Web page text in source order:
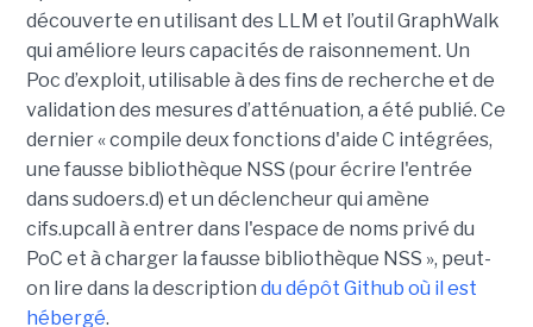
découverte en utilisant des LLM et l’outil GraphWalk
qui améliore leurs capacités de raisonnement. Un
Poc d’exploit, utilisable à des fins de recherche et de
validation des mesures d’atténuation, a été publié. Ce
dernier « compile deux fonctions d'aide C intégrées,
une fausse bibliothèque NSS (pour écrire l'entrée
dans sudoers.d) et un déclencheur qui amène
cifs.upcall à entrer dans l'espace de noms privé du
PoC et à charger la fausse bibliothèque NSS », peut-
on lire dans la description du dépôt Github où il est
hébergé.